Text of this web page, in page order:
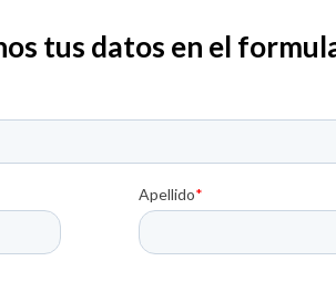
tus datos en el